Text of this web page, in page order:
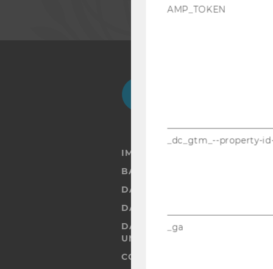
IMPRESSUM
DATENSCHUTZERKLÄRUNG
DATENSCHUTZERKLÄRUNG
DATENSCHUTZERKLÄRUNG
UND STUDIERENDE
COOKIE EINSTELLUNGEN
AMP_TOKEN
_dc_gtm_--property-
_ga